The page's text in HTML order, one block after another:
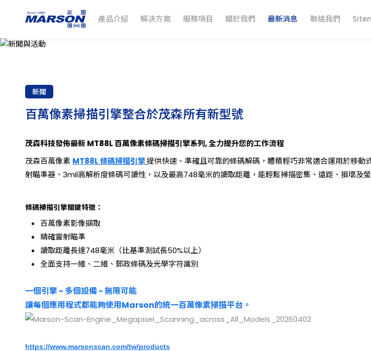
產品介紹 解決方案 服務項目 關於我們 最新消息 聯絡我們
新聞與
最新消息
新聞
百萬像素掃描引擎整合於茂森所有新型號
茂森科技發佈最新 MT88L 百萬像素條碼掃描引擎系列, 全力提升您的工作流程
茂森百萬像素 MT88L 條碼掃描引擎提供快速、準確且可靠的條碼解碼，體積輕巧非常適合運用於移
射瞄準器、3mil高解析度條碼可讀性，以及最高748毫米的讀取距離，能輕鬆掃描密集、遠距、損壞及
條碼掃描引擎關鍵特徵：
百萬像素影像擷取
精確雷射瞄準
讀取距離長達748毫米（比基準測試長50%以上）
全面支持一維、二維、郵政條碼及光學字符識別
一個引擎 - 多個設備 - 無限可能
讓每個應用程式都能夠使用Marson的統一百萬像素掃描平台。
https://www.marsonscan.com/tw/products